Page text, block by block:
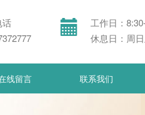
话
工作日：
休息日：周
线留言 联系我们